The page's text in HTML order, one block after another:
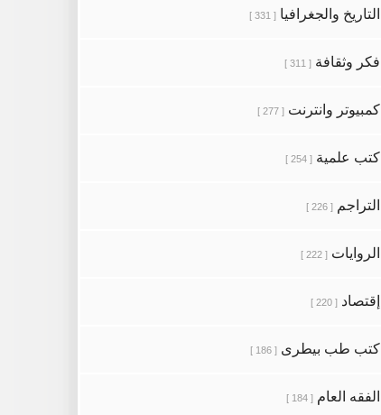
التاريخ والجغرافيا [ 331 ]
فكر وثقافة [ 311 ]
كمبيوتر وانترنت [ 277 ]
كتب علمية [ 254 ]
التراجم [ 226 ]
الروايات [ 222 ]
إقتصاد [ 220 ]
كتب طب بيطرى [ 186 ]
الفقه العام [ 184 ]